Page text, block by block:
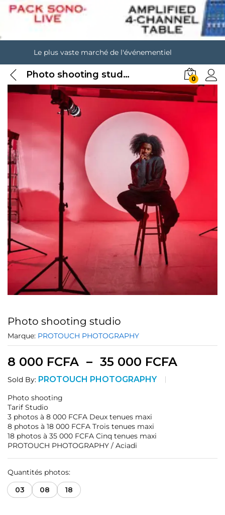
Le plus vaste marché de l'événementiel
Photo shooting studio 0
Photo shooting studio
Marque: PROTOUCH PHOTOGRAPHY
8 000 FCFA – 35 000 FCFA
Sold By: PROTOUCH PHOTOGRAPHY
Photo shooting
Tarif Studio
3 photos à 8 000 FCFA Deux tenues maxi
8 photos à 18 000 FCFA Trois tenues maxi
18 photos à 35 000 FCFA Cinq tenues maxi
PROTOUCH PHOTOGRAPHY / Aciadi
Quantités photos:
03
08 18